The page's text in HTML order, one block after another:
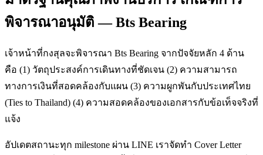
พิจารณาอนุมัติ — Bts Bearing
เจ้าหน้าที่กงสุลจะพิจารณา Bts Bearing จากปัจจัยหลัก 4 ด้าน
คือ (1) วัตถุประสงค์การเดินทางที่ชัดเจน (2) ความสามารถ
ทางการเงินที่สอดคล้องกับแผน (3) ความผูกพันกับประเทศไทย
(Ties to Thailand) (4) ความสอดคล้องของเอกสารกับข้อเท็จจริงที่
แจ้ง
อัปเดตสถานะทุก milestone ผ่าน LINE เราจัดทำ Cover Letter